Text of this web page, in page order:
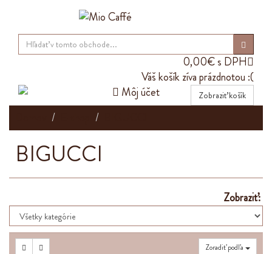
0,00€ s DPH
Váš košík zíva prázdnotou :(
Zobraziť košík
 Môj účet
BIGUCCI
Zobraziť:
Zoradiť podľa